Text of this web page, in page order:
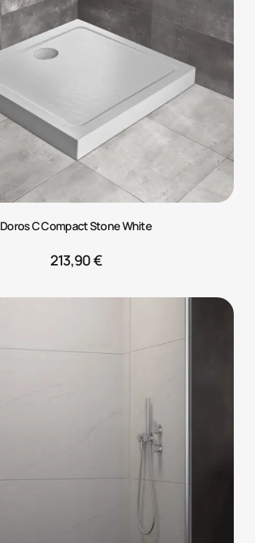
Doros C Compact Stone White
213,90€